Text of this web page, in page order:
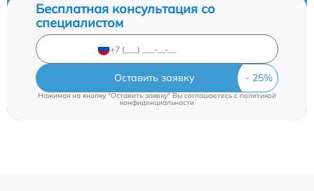
Бесплатная консультация со
специалистом
Оставить заявку
Нажимая на кнопку "Оставить заявку" Вы соглашаетесь cполитикой
конфиденциальности